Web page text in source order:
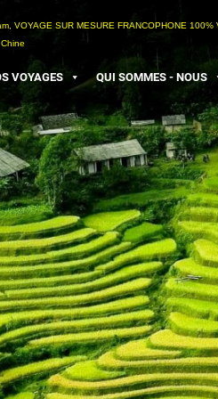
VOYAGE SUR MESURE FRANCOPHONE 100%
VOYAGES QUI SOMMES - NOUS